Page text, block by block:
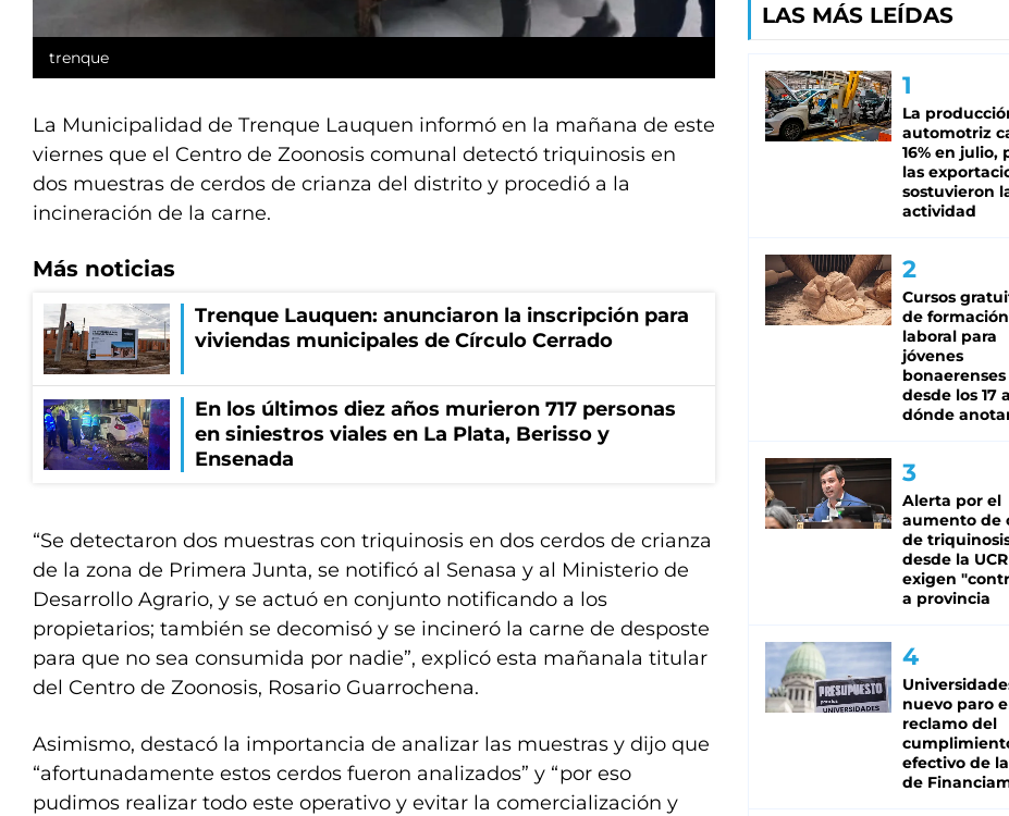
trenque
La Municipalidad de Trenque Lauquen informó en la mañana de este
viernes que el Centro de Zoonosis comunal detectó triquinosis en
dos muestras de cerdos de crianza del distrito y procedió a la
incineración de la carne.
Más noticias
Trenque Lauquen: anunciaron la inscripción para
viviendas municipales de Círculo Cerrado
En los últimos diez años murieron 717 personas
en siniestros viales en La Plata, Berisso y
Ensenada
“Se detectaron dos muestras con triquinosis en dos cerdos de crianza
de la zona de Primera Junta, se notificó al Senasa y al Ministerio de
Desarrollo Agrario, y se actuó en conjunto notificando a los
propietarios; también se decomisó y se incineró la carne de desposte
para que no sea consumida por nadie”, explicó esta mañanala titular
del Centro de Zoonosis, Rosario Guarrochena.
Asimismo, destacó la importancia de analizar las muestras y dijo que
“afortunadamente estos cerdos fueron analizados” y “por eso
pudimos realizar todo este operativo y evitar la comercialización y
LAS MÁS LEÍDAS
La
automotriz
16% en julio,
las
sostuvieron
actividad
Cursos
de formación
laboral para
jóvenes
bonaerenses
desde los 17
dónde
Alerta por el
aumento de
de
desde la
exigen
a provincia
nuevo paro
reclamo del
efectivo de
de